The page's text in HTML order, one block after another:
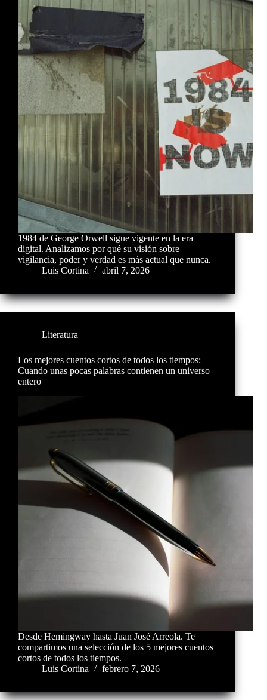
1984 de George Orwell sigue vigente en la era
digital. Analizamos por qué su visión sobre
vigilancia, poder y verdad es más actual que nunca.
Luis Cortina
abril 7, 2026
Literatura
Los mejores cuentos cortos de todos los tiempos:
Cuando unas pocas palabras contienen un universo
entero
Desde Hemingway hasta Juan José Arreola. Te
compartimos una selección de los 5 mejores cuentos
cortos de todos los tiempos.
Luis Cortina
febrero 7, 2026